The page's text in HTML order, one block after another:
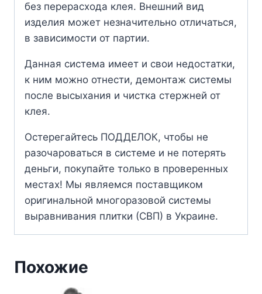
без перерасхода клея. Внешний вид
изделия может незначительно отличаться,
в зависимости от партии.
Данная система имеет и свои недостатки,
к ним можно отнести, демонтаж системы
после высыхания и чистка стержней от
клея.
Остерегайтесь ПОДДЕЛОК, чтобы не
разочароваться в системе и не потерять
деньги, покупайте только в проверенных
местах! Мы являемся поставщиком
оригинальной многоразовой системы
выравнивания плитки (СВП) в Украине.
Похожие